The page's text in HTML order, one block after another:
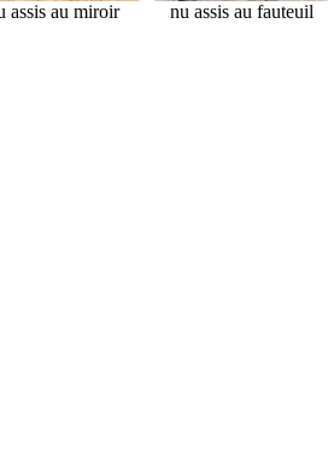
assis au miroir nu assis au fauteuil